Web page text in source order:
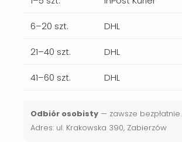
6–20 szt. DHL
21–40 szt. DHL
41–60 szt. DHL
Odbiór osobisty — zawsze bezpłatnie.
Adres: ul. Krakowska 390, Zabierzów